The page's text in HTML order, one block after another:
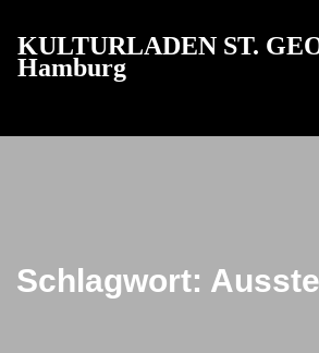
KULTURLADEN ST.
Hamburg
Der
Kulturladen
Monat
Schlagwort: